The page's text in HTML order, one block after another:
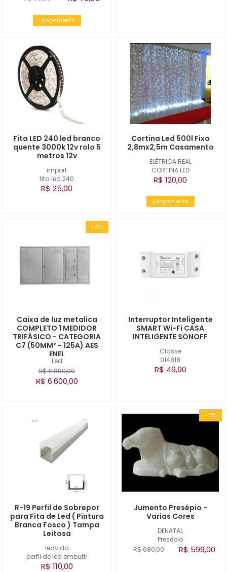
Lançamento
import
fita led 240
Fita LED 240 led branco
quente 3000k 12v rolo 5
metros 12v
R$ 25,00
ELÉTRICA REAL
CORTINA LED
Cortina Led 500l Fixo
2,8mx2,5m Casamento
R$ 120,00
Lançamento
-2%
Led
Caixa de luz metalica
COMPLETO 1 MEDIDOR
TRIFÁSICO - CATEGORIA
C7 (50MM² - 125A) AES
ENEL
R$ 6.800,00
R$ 6.600,00
Classe
014818
Interruptor Inteligente
SMART Wi-Fi CASA
INTELIGENTE SONOFF
R$ 49,90
ledvida
perfil de led embutir
R-19 Perfil de Sobrepor
para Fita de Led ( Pintura
Branca Fosco ) Tampa
Leitosa
R$ 110,00
-11%
DENATAL
Presépio
Jumento Presépio -
Varias Cores
R$ 680,00 R$ 599,00